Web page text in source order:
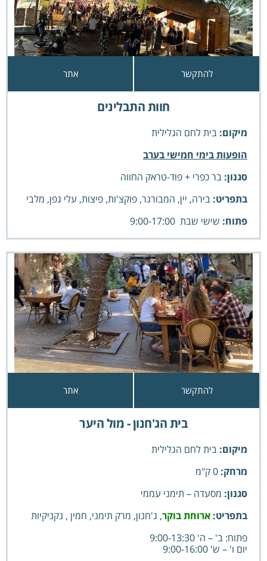
להתקשר אתר
חוות התבלינים
מיקום: בית לחם הגלילית
הופעות בימי חמישי בערב
סגנון: בר כפרי + פוד-טראק החווה
בתפריט: בירה, יין, המבורגר, פוקצ'ות, פיצות, עלי גפן, מלבי
פתוח: שישי שבת
להתקשר אתר
בית הג'חנון - מול היער
מיקום: בית לחם הגלילית
מרחק: 0 ק"מ
סגנון: מסעדה – תימני עממי
בתפריט: ארוחת בוקר, ג'חנון, מרק תימני, חמין , נקניקיות
פתוח: ב' – ה' 9:00-13:30
יום ו' – ש' 9:00-16:00